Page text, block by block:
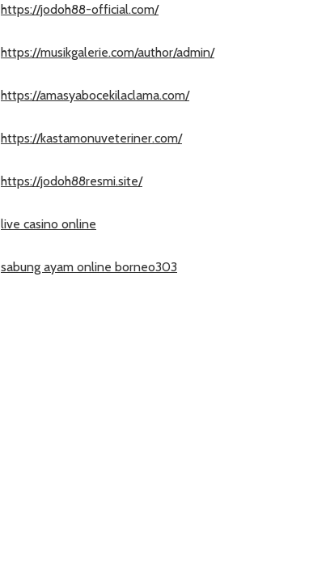
https://jodoh88-official.com/
https://musikgalerie.com/author/admin/
https://amasyabocekilaclama.com/
https://kastamonuveteriner.com/
https://jodoh88resmi.site/
live casino online
sabung ayam online borneo303